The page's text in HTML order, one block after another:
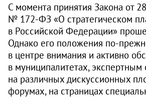
С момента принятия Закона от
№ 172‑ФЗ «О стратегическом
в Российской Федерации»
Однако его положения по-
в центре внимания и активно
в муниципалитетах,
на различных дискуссионных
форумах, на страницах